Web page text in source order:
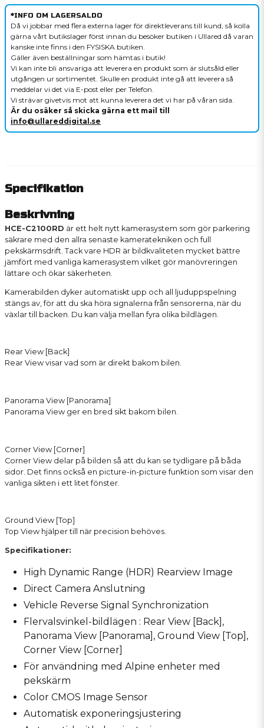
*INFO OM LAGERSALDO
Då vi jobbar med flera externa lager för direktleverans till kund, så kolla
gärna vårt butikslager först innan du besöker butiken i Ullared då varan
kanske inte finns i den FYSISKA butiken.
Gäller även beställningar som hämtas i butik!
Vi kan inte bli ansvariga att leverera en produkt som är slutsåld eller
utgången ur sortimentet. Skulle en produkt inte gå att leverera så
meddelar vi det via E-post eller per Telefon.
Vi strävar givetvis mot att kunna leverera det vi har på våran sida.
Är du osäker så skicka gärna ett mail till
info@ullareddigital.se
Beskrivning
HCE-C2100RD är ett helt nytt kamerasystem som gör parkering
säkrare med den allra senaste kameratekniken och full
pekskärmsdrift. Tack vare HDR är bildkvaliteten mycket bättre
jämfört med vanliga kamerasystem vilket gör manövreringen
lättare och ökar säkerheten.
Kamerabilden dyker automatiskt upp och all ljuduppspelning
stängs av, för att du ska höra signalerna från sensorerna, när du
växlar till backen. Du kan välja mellan fyra olika bildlägen.
Rear View [Back]
Rear View visar vad som är direkt bakom bilen.
Panorama View [Panorama]
Panorama View ger en bred sikt bakom bilen.
Corner View [Corner]
Corner View delar på bilden så att du kan se tydligare på båda
sidor. Det finns också en picture-in-picture funktion som visar den
vanliga sikten i ett litet fönster.
Ground View [Top]
Top View hjälper till när precision behöves.
Specifikationer:
High Dynamic Range (HDR) Rearview Image
Direct Camera Anslutning
Vehicle Reverse Signal Synchronization
Flervalsvinkel-bildlägen : Rear View [Back],
Panorama View [Panorama], Ground View [Top],
Corner View [Corner]
För användning med Alpine enheter med
pekskärm
Color CMOS Image Sensor
Automatisk exponeringsjustering
Specifikation